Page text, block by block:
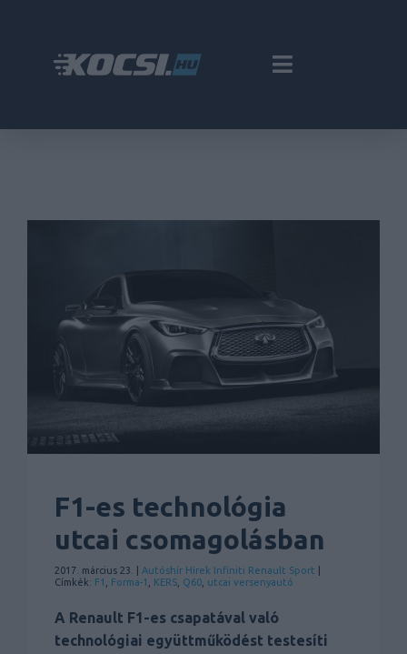
F1-es technológia
utcai csomagolásban
2017. március 23. | Autóshír Hírek Infiniti Renault Sport
Címkék: F1 Forma-1 KERS Q60 utcai versenyautó
A Renault F1-es csapatával való
technológiai együttműködést testesíti